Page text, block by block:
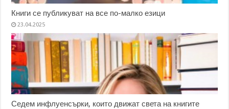
Книги се публикуват на все по-малко езици
23.04.2025
Седем инфлуенсърки, които движат света на книгите